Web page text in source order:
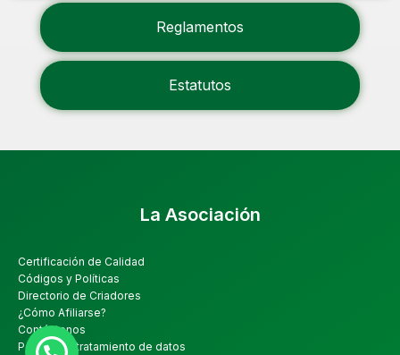
Reglamentos
Estatutos
La Asociación
Certificación de Calidad
Códigos y Políticas
Directorio de Criadores
¿Cómo Afiliarse?
Contáctenos
Política de tratamiento de datos